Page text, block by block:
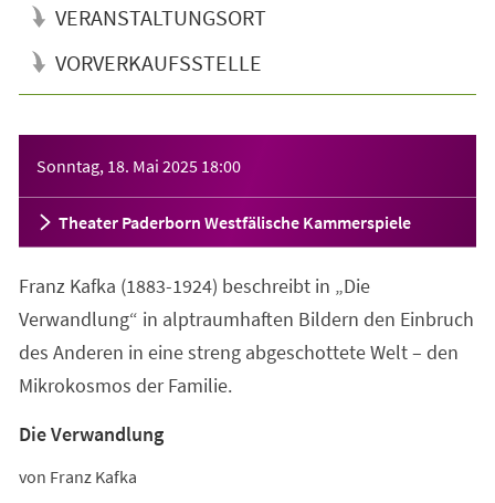
VERANSTALTUNGSORT
VORVERKAUFSSTELLE
Sonntag, 18. Mai 2025 18:00
Theater Paderborn Westfälische Kammerspiele
Franz Kafka (1883-1924) beschreibt in „Die
Verwandlung“ in alptraumhaften Bildern den Einbruch
des Anderen in eine streng abgeschottete Welt – den
Mikrokosmos der Familie.
Die Verwandlung
von Franz Kafka